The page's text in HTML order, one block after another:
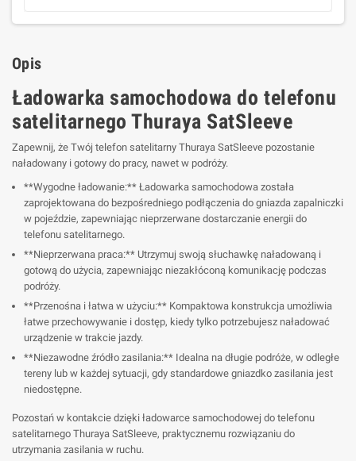
Opis
Ładowarka samochodowa do telefonu
satelitarnego Thuraya SatSleeve
Zapewnij, że Twój telefon satelitarny Thuraya SatSleeve pozostanie
naładowany i gotowy do pracy, nawet w podróży.
**Wygodne ładowanie:** Ładowarka samochodowa została
zaprojektowana do bezpośredniego podłączenia do gniazda zapalniczki
w pojeździe, zapewniając nieprzerwane dostarczanie energii do
telefonu satelitarnego.
**Nieprzerwana praca:** Utrzymuj swoją słuchawkę naładowaną i
gotową do użycia, zapewniając niezakłóconą komunikację podczas
podróży.
**Przenośna i łatwa w użyciu:** Kompaktowa konstrukcja umożliwia
łatwe przechowywanie i dostęp, kiedy tylko potrzebujesz naładować
urządzenie w trakcie jazdy.
**Niezawodne źródło zasilania:** Idealna na długie podróże, w odległe
tereny lub w każdej sytuacji, gdy standardowe gniazdko zasilania jest
niedostępne.
Pozostań w kontakcie dzięki ładowarce samochodowej do telefonu
satelitarnego Thuraya SatSleeve, praktycznemu rozwiązaniu do
utrzymania zasilania w ruchu.